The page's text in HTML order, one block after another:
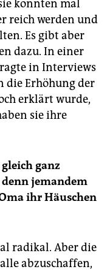
könnten mal
reich werden und
Es gibt aber
dazu. In einer
in Interviews
die Erhöhung der
erklärt wurde,
sie ihre
ganz
denn jemandem
ihr Häuschen
radikal. Aber die
abzuschaffen,